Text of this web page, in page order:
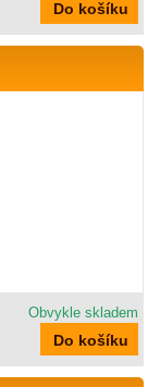
Obvykle skladem